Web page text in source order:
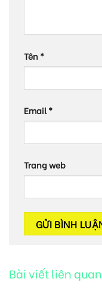
Tên*
Email*
Trang web
Bài viết liên quan